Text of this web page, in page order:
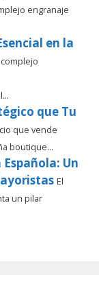
engranaje
en la
que Tu
que vende
boutique...
Un
El
un pilar